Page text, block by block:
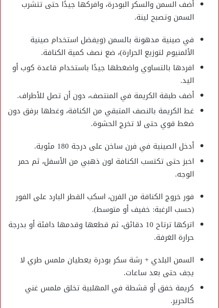
أضف السمن والسكر البودرة، وافركها جيدًا حتى تتشرب
السمن وتصبح لينة.
في صينية مدهونة بالسمن (ويفضل استخدام صينية
الألمنيوم لتوزيع الحرارة)، ضع نصف كمية الكنافة.
افردها بالتساوي واضغطها جيدًا باستخدام قاعدة كوب أو
اليد.
أضف طبقة الكريمة في المنتصف، دون أن تصل للأطراف.
غط الكريمة بالنصف المتبقي من الكنافة، وغطها برفق دون
ضغط قوي حتى لا تخرج الحشوة.
أدخل الصينية في فرن ساخن على درجة 180 مئوية.
اخبز حتى تكتسب الكنافة لون ذهبي من الأسفل، ثم حمر
الوجه.
فور خروج الكنافة من الفرن، اسكب القطر البارد على الفور
(حسب الرغبة: خفيف أو متوسط).
اتركها ترتاح 10 دقائق، ثم قطعها وقدمها دافئة أو بدرجة
حرارة الغرفة.
السمن البلدي + رشة سكر بودرة يعطيان ملمس طري لا
يجف حتى بعد ساعات.
كريمة خفق أو قشطة في المهلبية تخلق ملمس غني
كالحرير.